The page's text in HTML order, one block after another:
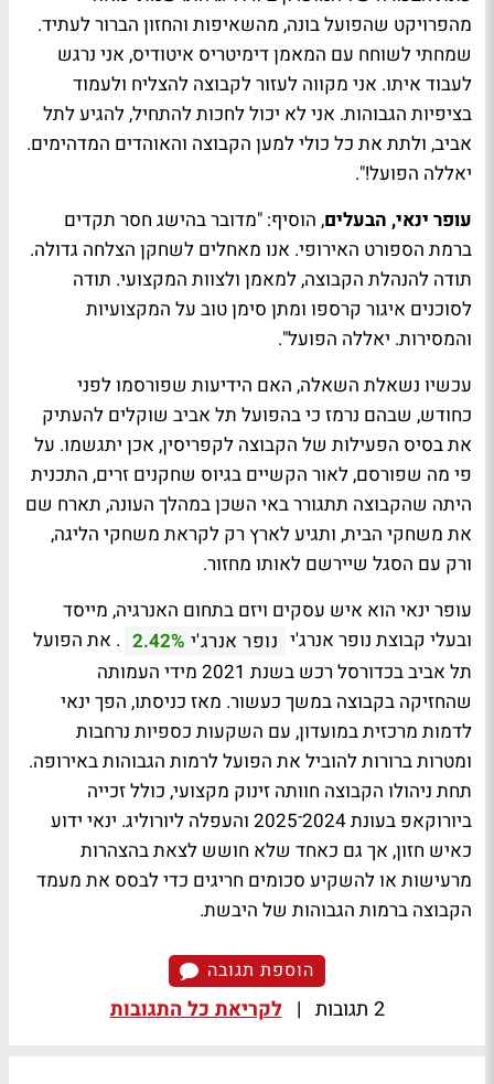
מהפרויקט שהפועל בונה, מהשאיפות והחזון הברור לעתיד.
שמחתי לשוחח עם המאמן דימיטריס איטודיס, אני נרגש
לעבוד איתו. אני מקווה לעזור לקבוצה להצליח ולעמוד
בציפיות הגבוהות. אני לא יכול לחכות להתחיל, להגיע לתל
אביב, ולתת את כל כולי למען הקבוצה והאוהדים המדהימים.
יאללה הפועל!".
עופר ינאי, הבעלים, הוסיף: "מדובר בהישג חסר תקדים
ברמת הספורט האירופי. אנו מאחלים לשחקן הצלחה גדולה.
תודה להנהלת הקבוצה, למאמן ולצוות המקצועי. תודה
לסוכנים איגור קרספו ומתן סימן טוב על המקצועיות
והמסירות. יאללה הפועל".
עכשיו נשאלת השאלה, האם הידיעות שפורסמו לפני
כחודש, שבהם נרמז כי בהפועל תל אביב שוקלים להעתיק
את בסיס הפעילות של הקבוצה לקפריסין, אכן יתגשמו. על
פי מה שפורסם, לאור הקשיים בגיוס שחקנים זרים, התכנית
היתה שהקבוצה תתגורר באי השכן במהלך העונה, תארח שם
את משחקי הבית, ותגיע לארץ רק לקראת משחקי הליגה,
ורק עם הסגל שיירשם לאותו מחזור.
עופר ינאי הוא איש עסקים ויזם בתחום האנרגיה, מייסד
ובעלי קבוצת נופר אנרג'י נופר אנרג'י 2.42% . את הפועל
תל אביב בכדורסל רכש בשנת 2021 מידי העמותה
שהחזיקה בקבוצה במשך כעשור. מאז כניסתו, הפך ינאי
לדמות מרכזית במועדון, עם השקעות כספיות נרחבות
ומטרות ברורות להוביל את הפועל לרמות הגבוהות באירופה.
תחת ניהולו הקבוצה חוותה זינוק מקצועי, כולל זכייה
ביורוקאפ בעונת 2024־2025 והעפלה ליורוליג. ינאי ידוע
כאיש חזון, אך גם כאחד שלא חושש לצאת בהצהרות
מרעישות או להשקיע סכומים חריגים כדי לבסס את מעמד
הקבוצה ברמות הגבוהות של היבשת.
הוספת תגובה
2 תגובות | לקריאת כל התגובות